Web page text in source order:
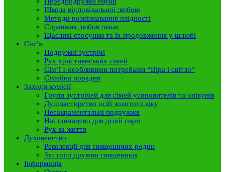
Школа відповідальної любові
Методи розпізнавання плідності
Справжня любов чекає
Щасливі стосунки та їх продовження у шлюбі
Сім’я
Подружні зустрічі
Рух християнських сімей
Сім’ї з особливими потребами “Віра і світло”
Сімейна порадня
Заходи комісії
Групи зустрічей для сімей усиновителів та опікунів
Душпастирство осіб золотого віку
Несакраментальні подружжя
Наставництво для дітей сиріт
Рух за життя
Духовенство
Реколекції для священичих родин
Зустрічі дружин священиків
Інформація